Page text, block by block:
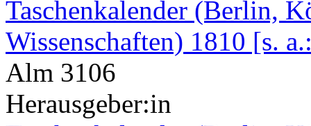
Taschenkalender (Berlin,
Wissenschaften) 1810 [s.
Alm 3106
Herausgeber:in